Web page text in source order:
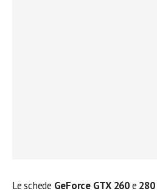
Le schede GeForce GTX 260e 280